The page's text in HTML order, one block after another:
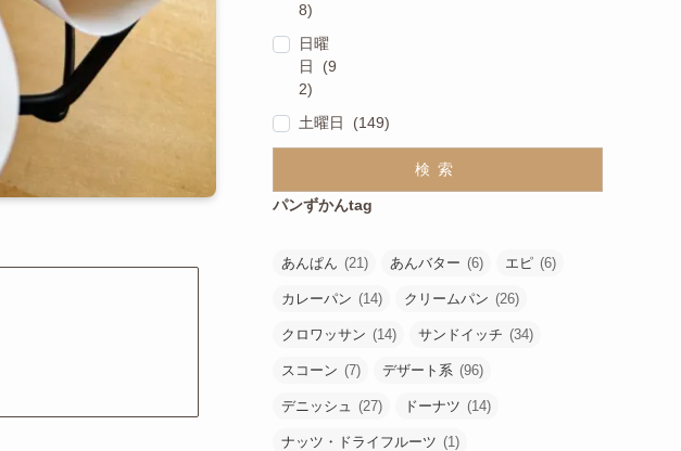
8)
日曜
日 (9
2)
土曜日 (149)
検索
パンずかんtag
あんぱん (21) あんバター (6) エピ (6)
カレーパン (14) クリームパン (26)
クロワッサン (14) サンドイッチ (34)
スコーン (7) デザート系 (96)
デニッシュ (27) ドーナツ (14)
ナッツ・ドライフルーツ (1)